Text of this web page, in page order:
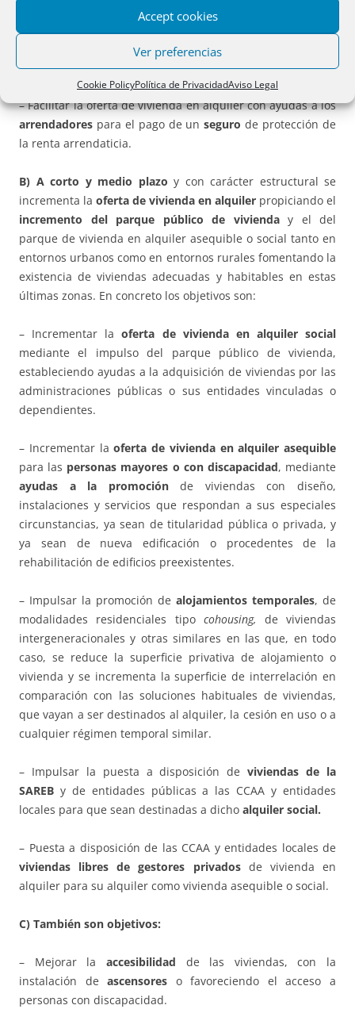
Accept cookies
Ver preferencias
Cookie PolicyPolítica de PrivacidadAviso Legal
mayores ayudas al alquiler e incluso con ayudas a la
adquisición de vivienda en municipios o núcleos de
población de pequeño tamaño (menos de 10000
habitantes).
– Facilitar la oferta de vivienda en alquiler con ayudas a los
arrendadores para el pago de unseguro de protección de
la renta arrendaticia.
B) A corto y medio plazo y con carácter estructural se
incrementa la oferta de vivienda en alquiler propiciando el
incremento del parque público de vivienday el del
parque de vivienda en alquiler asequible o social tanto en
entornos urbanos como en entornos rurales fomentando la
existencia de viviendas adecuadas y habitables en estas
últimas zonas. En concreto los objetivos son:
– Incrementar laoferta de vivienda en alquiler social
mediante el impulso del parque público de vivienda,
estableciendo ayudas a la adquisición de viviendas por las
administraciones públicas o sus entidades vinculadas o
dependientes.
– Incrementar laoferta de vivienda en alquiler asequible
para las personas mayores o con discapacidad, mediante
ayudas a la promociónde viviendas con diseño,
instalaciones y servicios que respondan a sus especiales
circunstancias, ya sean de titularidad pública o privada, y
ya sean de nueva edificación o procedentes de la
rehabilitación de edificios preexistentes.
– Impulsar la promoción de alojamientos temporales, de
modalidades residenciales tipocohousing, de viviendas
intergeneracionales y otras similares en las que, en todo
caso, se reduce la superficie privativa de alojamiento o
vivienda y se incrementa la superficie de interrelación en
comparación con las soluciones habituales de viviendas,
que vayan a ser destinados al alquiler, la cesión en uso o a
cualquier régimen temporal similar.
– Impulsar la puesta a disposición deviviendas de la
SAREB y de entidades públicas a las CCAA y entidades
locales para que sean destinadas a dicho alquiler social.
– Puesta a disposición de las CCAA y entidades locales de
viviendas libres de gestores privadosde vivienda en
alquiler para su alquiler como vivienda asequible o social.
C) También son objetivos:
– Mejorar la accesibilidad de las viviendas, con la
instalación deascensores o favoreciendo el acceso a
personas con discapacidad.